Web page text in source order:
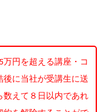
円を超える講座・コ
に当社が受講生に送
えて８日以内であれ